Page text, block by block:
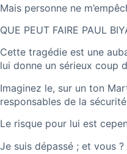
Mais personne ne
QUE PEUT FAIRE PAUL
Cette tragédie est une
lui donne un sérieux coup
Imaginez le, sur un ton
responsables de la
Le risque pour lui est
Je suis dépassé ; et vous ?